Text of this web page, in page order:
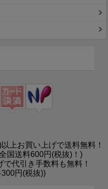
上お買い上げで送料無料！
国送料600円(税抜)！)
代引き手数料も無料！
円(税抜))